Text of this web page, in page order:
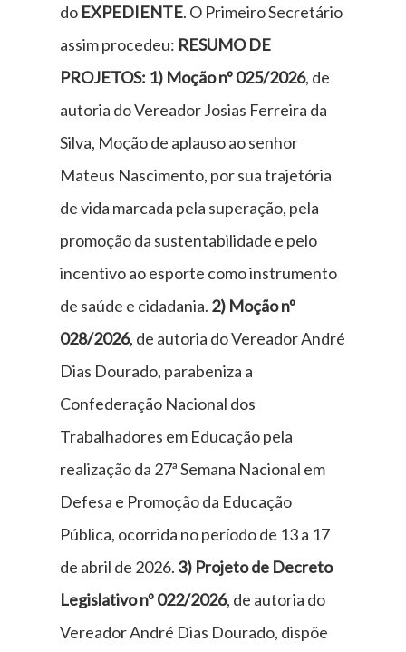
do EXPEDIENTE. O Primeiro Secretário
assim procedeu: RESUMO DE
PROJETOS: 1) Moção nº 025/2026, de
autoria do Vereador Josias Ferreira da
Silva, Moção de aplauso ao senhor
Mateus Nascimento, por sua trajetória
de vida marcada pela superação, pela
promoção da sustentabilidade e pelo
incentivo ao esporte como instrumento
de saúde e cidadania. 2) Moção nº
028/2026, de autoria do Vereador André
Dias Dourado, parabeniza a
Confederação Nacional dos
Trabalhadores em Educação pela
realização da 27ª Semana Nacional em
Defesa e Promoção da Educação
Pública, ocorrida no período de 13 a 17
de abril de 2026. 3) Projeto de Decreto
Legislativo nº 022/2026, de autoria do
Vereador André Dias Dourado, dispõe